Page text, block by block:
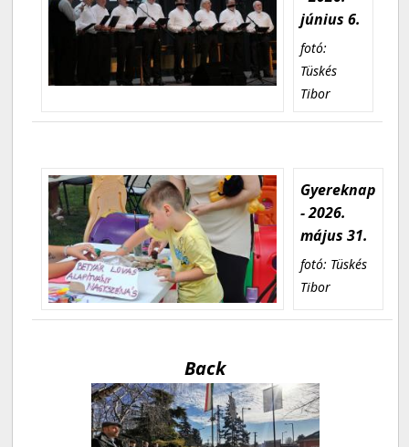
június 6.
fotó:
Tüskés
Tibor
Gyereknap
- 2026.
május 31.
fotó: Tüskés
Tibor
Back